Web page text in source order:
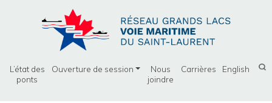
L’état des
ponts
Ouverture de session
Nous
joindre
Carrières English